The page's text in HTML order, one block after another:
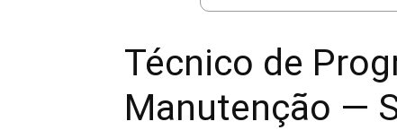
Técnico de
Manutenção —